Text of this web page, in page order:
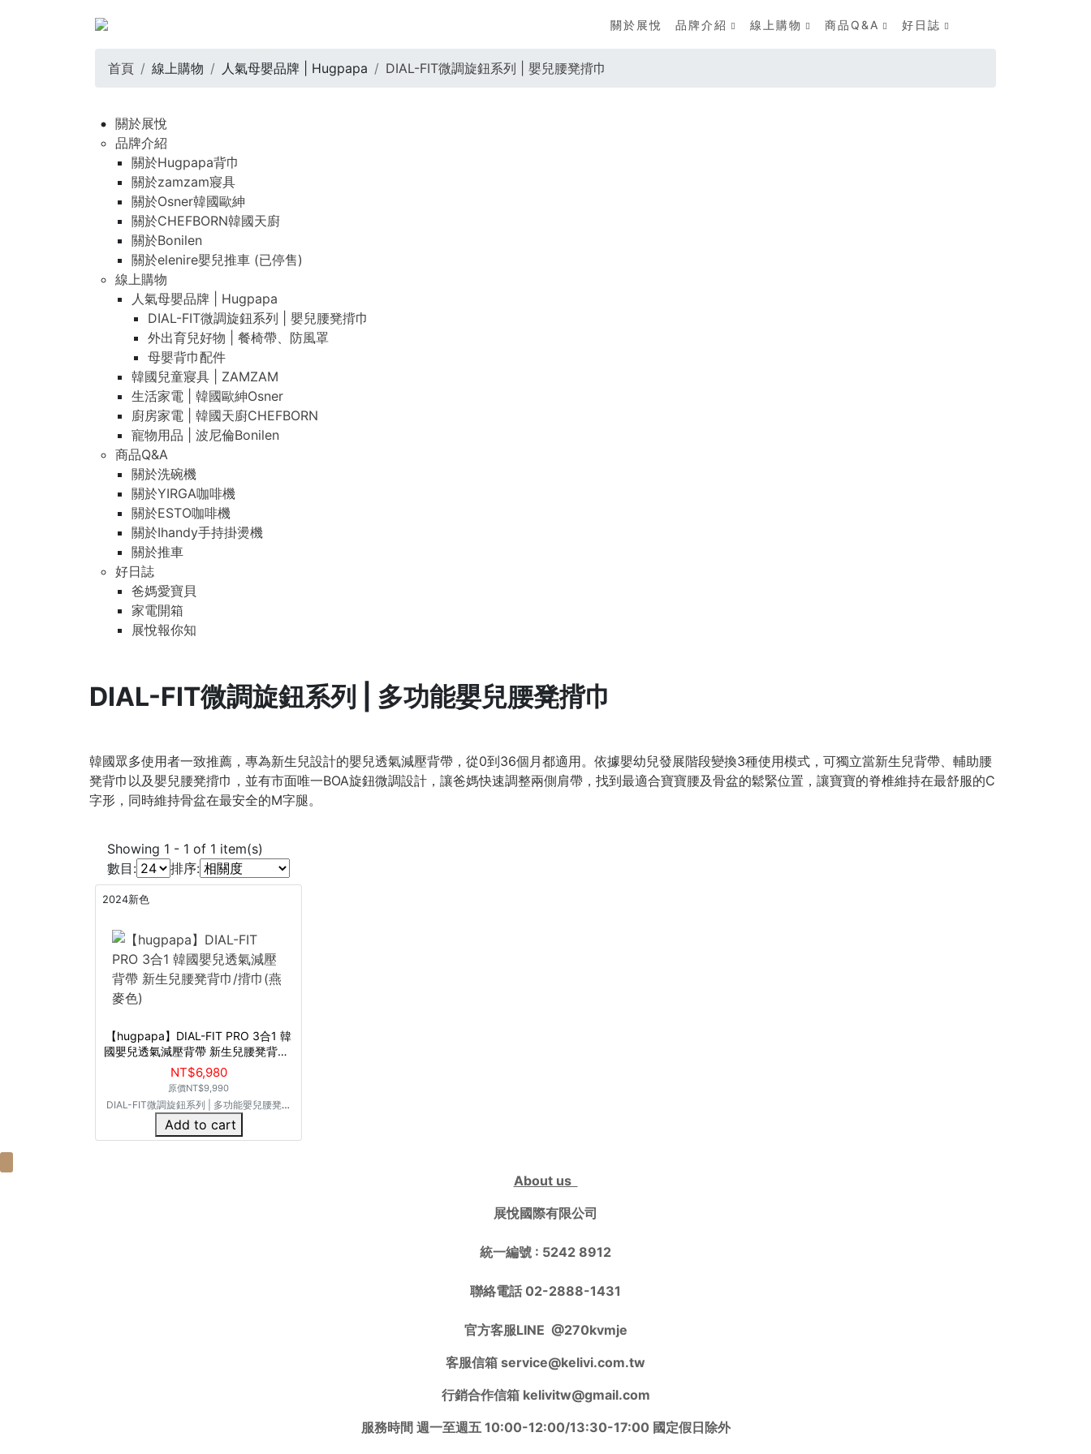
關於展悅 品牌介紹 線上購物 商品Q&A 好日誌
首頁 線上購物 人氣母嬰品牌 | Hugpapa DIAL-FIT微調旋鈕系列 | 嬰兒腰凳揹巾
關於展悅
品牌介紹
關於Hugpapa背巾
關於zamzam寢具
關於Osner韓國歐紳
關於CHEFBORN韓國天廚
關於Bonilen
關於elenire嬰兒推車 (已停售)
線上購物
人氣母嬰品牌 | Hugpapa
DIAL-FIT微調旋鈕系列 | 嬰兒腰凳揹巾
外出育兒好物 | 餐椅帶、防風罩
母嬰背巾配件
韓國兒童寢具 | ZAMZAM
生活家電 | 韓國歐紳Osner
廚房家電 | 韓國天廚CHEFBORN
寵物用品 | 波尼倫Bonilen
商品Q&A
關於洗碗機
關於YIRGA咖啡機
關於ESTO咖啡機
關於Ihandy手持掛燙機
關於推車
好日誌
爸媽愛寶貝
家電開箱
展悅報你知
DIAL-FIT微調旋鈕系列 | 多功能嬰兒腰凳揹巾
韓國眾多使用者一致推薦，專為新生兒設計的嬰兒透氣減壓背帶，從0到36個月都適用。依據嬰幼兒發展階段變換3種使用模式，可獨立當新生兒背帶、輔助腰
凳背巾以及嬰兒腰凳揹巾，並有市面唯一BOA旋鈕微調設計，讓爸媽快速調整兩側肩帶，找到最適合寶寶腰及骨盆的鬆緊位置，讓寶寶的脊椎維持在最舒服的C
字形，同時維持骨盆在最安全的M字腿。
Showing 1 - 1 of 1 item(s)
數目:
排序:
2024新色
【hugpapa】DIAL-FIT PRO 3合1 韓
國嬰兒透氣減壓背帶 新生兒腰凳背巾/
揹巾(燕麥色)
NT$6,980
原價NT$9,990
DIAL-FIT微調旋鈕系列 | 多功能嬰兒腰凳揹
巾
Add to cart
About us
展悅國際有限公司
統一編號 : 5242 8912
聯絡電話 02-2888-1431
官方客服LINE @270kvmje
客服信箱 service@kelivi.com.tw
行銷合作信箱 kelivitw@gmail.com
服務時間 週一至週五 10:00-12:00/13:30-17:00 國定假日除外